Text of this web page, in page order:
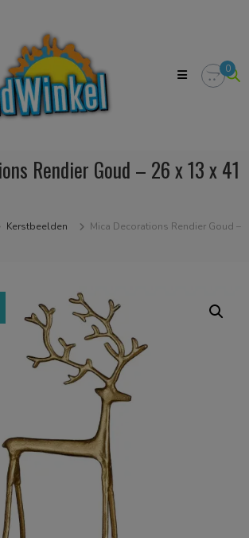
0
Rendier Goud – 26 x 13 x 41
Kerstbeelden
Mica Decorations Rendier Goud –